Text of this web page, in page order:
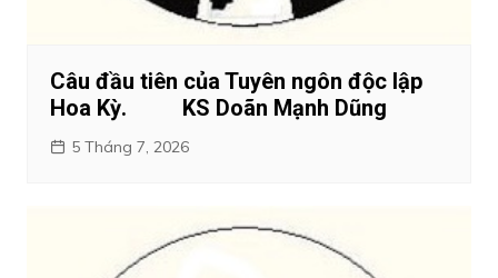
Câu đầu tiên của Tuyên ngôn độc lập
Hoa Kỳ. KS Doãn Mạnh Dũng
5 Tháng 7, 2026